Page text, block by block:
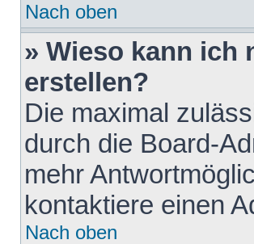
Nach oben
» Wieso kann ich
erstellen?
Die maximal
durch die Board-
mehr
kontaktiere einen
Nach oben